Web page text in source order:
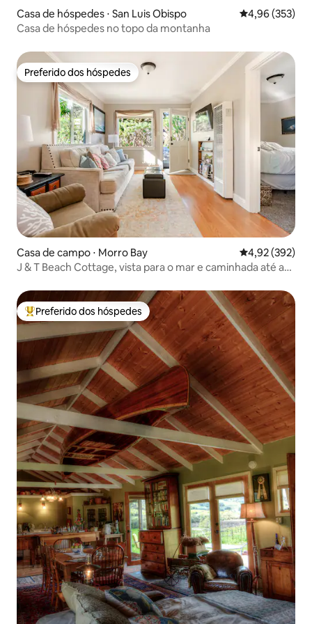
Casa de hóspedes ⋅ San Luis Obispo 4,96 de uma
4,96 (353)
Casa de hóspedes no topo da montanha
Preferido dos hóspedes
Preferido dos hóspedes
Casa de campo ⋅ Morro Bay 4,92 de uma
4,92 (392)
J & T Beach Cottage, vista para o mar e caminhada até a
Entre os melhores preferidos dos hóspedes
Preferido dos hóspedes